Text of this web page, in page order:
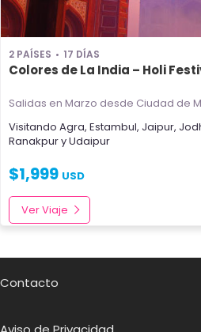
2 PAÍSES 17 DÍAS
Colores de La India – Holi
Salidas en Marzo desde Ciudad de
Visitando Agra, Estambul, Jaipur,
RanakpuryUdaipur
$1,999 USD
Ver Viaje
Contacto